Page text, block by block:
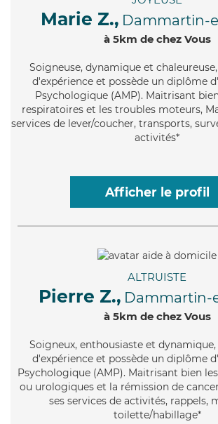
Marie Z., Dammartin-
à 5km de chez Vous
Soigneuse, dynamique et
d'expérience et possède un diplôme
Psychologique (AMP). Maitrisant
respiratoires et les troubles moteurs,
services de lever/coucher, transports,
activités*
Afficher le profil
ALTRUISTE
Pierre Z., Dammartin-
à 5km de chez Vous
Soigneux, enthousiaste et dynamique,
d'expérience et possède un diplôme
Psychologique (AMP). Maitrisant bien
ou urologiques et la rémission de
ses services de activités, rappels,
toilette/habillage*